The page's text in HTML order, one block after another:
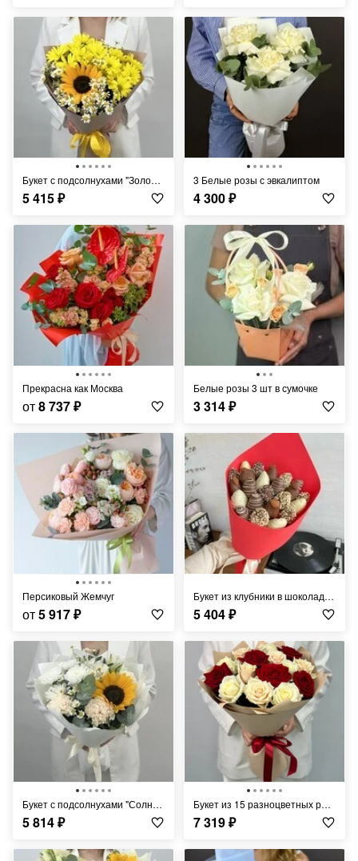
Букет с подсолнухами "Золотой век"
5 415₽
3 Белые розы с эвкалиптом
4 300₽
Прекрасна как Москва
от8 737₽
Белые розы 3 шт в сумочке
3 314₽
Персиковый Жемчуг
от5 917₽
Букет из клубники в шоколаде 3
5 404₽
Букет с подсолнухами "Солнечный день"
5 814₽
Букет из 15 разноцветных роз 50 см
7 319₽